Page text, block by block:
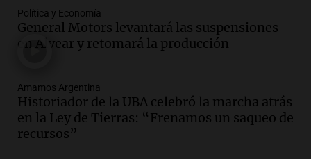
Audio.Conductor imputado por
accidente fatal en San Luis dejó tres
jóvenes muertos y un herido grave
Audio.Historiador de la UBA celebró la
marcha atrás en la Ley de Tierras:
“Frenamos un saqueo de recursos”
Amamos Argentina
Política y Economía
General Motors levantará las suspensiones
en Alvear y retomará la producción
Amamos Argentina
Historiador de la UBA celebró la marcha atrás
en la Ley de Tierras: “Frenamos un saqueo de
recursos”